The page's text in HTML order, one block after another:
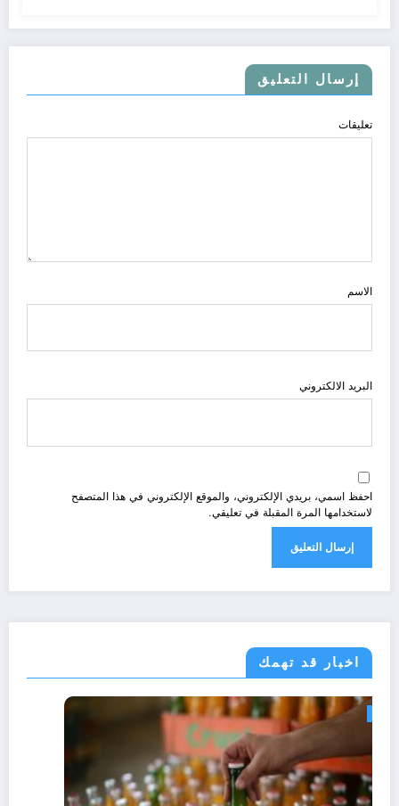
إرسال التعليق
تعليقات
الاسم
البريد الالكتروني
احفظ اسمي، بريدي الإلكتروني، والموقع الإلكتروني في هذا المتصفح
لاستخدامها المرة المقبلة في تعليقي.
اخبار قد تهمك
مجتمع